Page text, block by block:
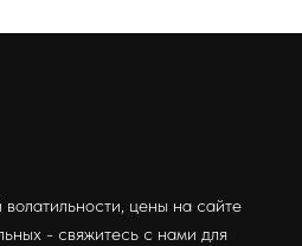
цены на сайте
- свяжитесь с нами для